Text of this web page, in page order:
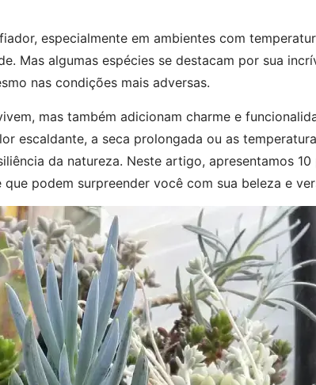
especialmente em ambientes com
Mas algumas espécies se destacam por sua
nas condições mais adversas.
mas também adicionam charme e
escaldante, a seca prolongada ou as
da natureza. Neste artigo, apresentamos 10
podem surpreender você com sua beleza e